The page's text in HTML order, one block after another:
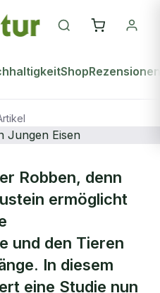
ShopRezensionen
ihren Jungen
Robben, denn
ermöglicht
und den Tieren
In diesem
eine Studie nun